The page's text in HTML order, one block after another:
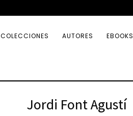
COLECCIONES AUTORES EBOOKS
Jordi Font Agustí